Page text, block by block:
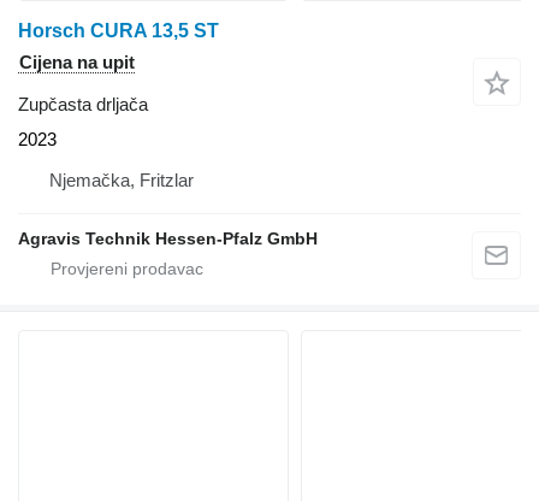
Horsch CURA 13,5 ST
Cijena na upit
Zupčasta drljača
2023
Njemačka, Fritzlar
Agravis Technik Hessen-Pfalz GmbH